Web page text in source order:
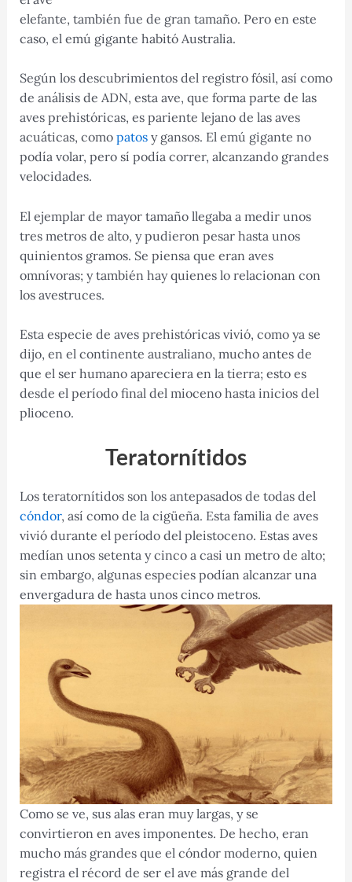
elefante, también fue de gran tamaño. Pero en este
caso, el emú gigante habitó Australia.
Según los descubrimientos del registro fósil, así como
de análisis de ADN, esta ave, que forma parte de las
aves prehistóricas, es pariente lejano de las aves
acuáticas, como patosy gansos. El emú gigante no
podía volar, pero sí podía correr, alcanzando grandes
velocidades.
El ejemplar de mayor tamaño llegaba a medir unos
tres metros de alto, y pudieron pesar hasta unos
quinientos gramos. Se piensa que eran aves
omnívoras; y también hay quienes lo relacionan con
los avestruces.
Esta especie de aves prehistóricas vivió, como ya se
dijo, en el continente australiano, mucho antes de
que el ser humano apareciera en la tierra; esto es
desde el período final del mioceno hasta inicios del
plioceno.
Teratornítidos
Los teratornítidos son los antepasados de todas del
cóndor, así como de la cigüeña. Esta familia de aves
vivió durante el período del pleistoceno. Estas aves
medían unos setenta y cinco a casi un metro de alto;
sin embargo, algunas especies podían alcanzar una
envergadura de hasta unos cinco metros.
Como se ve, sus alas eran muy largas, y se
convirtieron en aves imponentes. De hecho, eran
mucho más grandes que el cóndor moderno, quien
registra el récord de ser el ave más grande del